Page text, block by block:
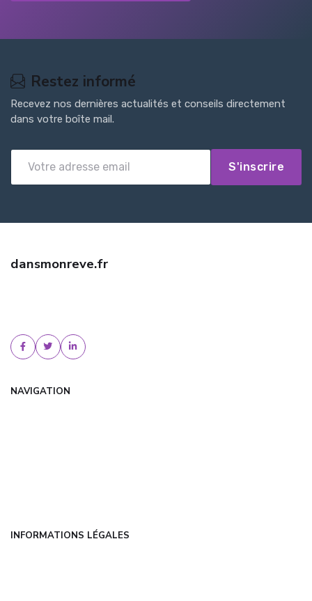
Restez informé
Recevez nos dernières actualités et conseils directement
dans votre boîte mail.
S'inscrire
dansmonreve.fr
NAVIGATION
INFORMATIONS LÉGALES